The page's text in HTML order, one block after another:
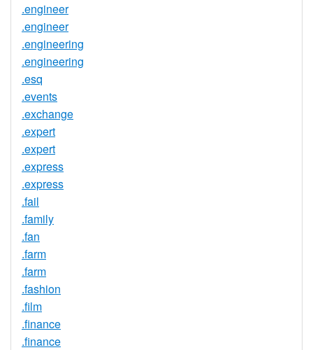
.engineer
.engineer
.engineering
.engineering
.esq
.events
.exchange
.expert
.expert
.express
.express
.fail
.family
.fan
.farm
.farm
.fashion
.film
.finance
.finance